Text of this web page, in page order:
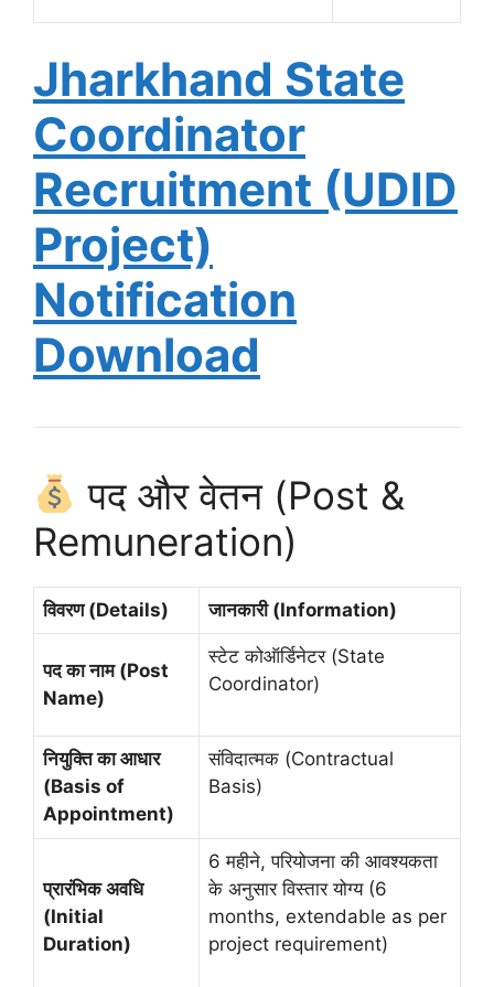
Jharkhand State
Coordinator
Recruitment (UDID
Project)
Notification
Download
पद और वेतन (Post &
Remuneration)
विवरण (Details) जानकारी (Information)
पद का नाम (Post
Name)
स्टेट कोऑर्डिनेटर (State
Coordinator)
नियुक्ति का आधार
(Basis of
Appointment)
संविदात्मक (Contractual
Basis)
प्रारंभिक अवधि
(Initial
Duration)
6 महीने, परियोजना की आवश्यकता
के अनुसार विस्तार योग्य (6
months, extendable as per
project requirement)